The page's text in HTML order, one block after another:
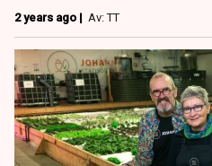
2 years ago | Av: TT